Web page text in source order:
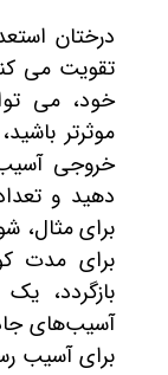
درختان
تقویت می
خود، می
موثرتر
خروجی
دهید و
برای مثال،
برای مدت
بازگردد،
آسیب‌های
برای آسیب